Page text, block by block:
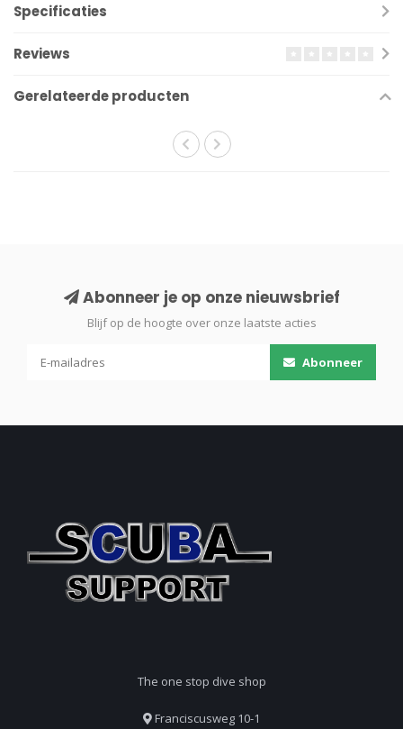
Specificaties
Reviews
Gerelateerde producten
Abonneer je op onze nieuwsbrief
Blijf op de hoogte over onze laatste acties
Abonneer
The one stop dive shop
Franciscusweg 10-1